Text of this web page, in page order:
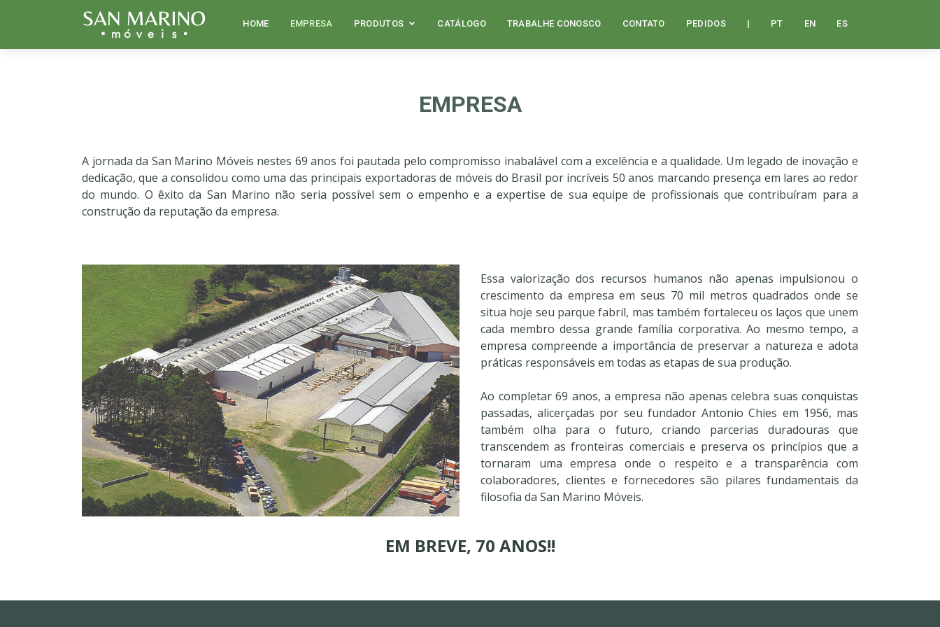
HOME EMPRESA PRODUTOS CATÁLOGO TRABALHE CONOSCO CONTATO PEDIDOS | PT EN ES
EMPRESA
A jornada da San Marino Móveis nestes 69 anos foi pautada pelo compromisso inabalável com a excelência e a qualidade. Um legado de inovação e
dedicação, que a consolidou como uma das principais exportadoras de móveis do Brasil por incríveis 50 anos marcando presença em lares ao redor
do mundo. O êxito da San Marino não seria possível sem o empenho e a expertise de sua equipe de profissionais que contribuíram para a
construção da reputação da empresa.
Essa valorização dos recursos humanos não apenas impulsionou o
crescimento da empresa em seus 70 mil metros quadrados onde se
situa hoje seu parque fabril, mas também fortaleceu os laços que unem
cada membro dessa grande família corporativa. Ao mesmo tempo, a
empresa compreende a importância de preservar a natureza e adota
práticas responsáveis em todas as etapas de sua produção.
Ao completar 69 anos, a empresa não apenas celebra suas conquistas
passadas, alicerçadas por seu fundador Antonio Chies em 1956, mas
também olha para o futuro, criando parcerias duradouras que
transcendem as fronteiras comerciais e preserva os princípios que a
tornaram uma empresa onde o respeito e a transparência com
colaboradores, clientes e fornecedores são pilares fundamentais da
filosofia da San Marino Móveis.
EM BREVE, 70 ANOS!!